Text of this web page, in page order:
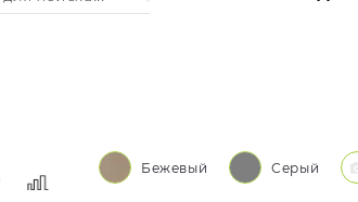
Бежевый Серый